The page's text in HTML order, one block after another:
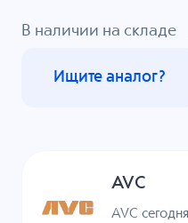
В наличии на складе
Ищите аналог?
AVC
AVC